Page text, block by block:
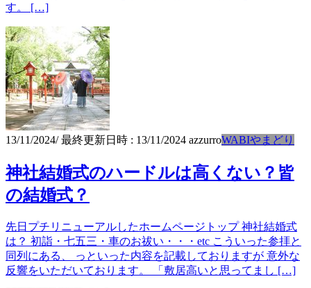
す。 […]
13/11/2024/ 最終更新日時 : 13/11/2024 azzurroWABIやまどり
神社結婚式のハードルは高くない？皆
の結婚式？
先日プチリニューアルしたホームページトップ 神社結婚式
は？ 初詣・七五三・車のお祓い・・・etc こういった参拝と
同列にある、 っといった内容を記載しておりますが 意外な
反響をいただいております。 「敷居高いと思ってまし […]